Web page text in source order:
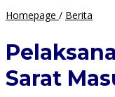
Homepage / Berita
Sarat